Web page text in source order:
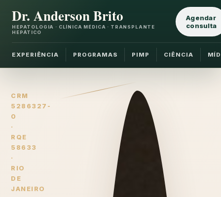
Dr. Anderson Brito
HEPATOLOGIA · CLÍNICA MÉDICA · TRANSPLANTE
HEPÁTICO
EXPERIÊNCIA PROGRAMAS PIMP CIÊNCIA
Agendar
consulta
CRM
5286327-
0
·
RQE
58633
·
RIO
DE
JANEIRO